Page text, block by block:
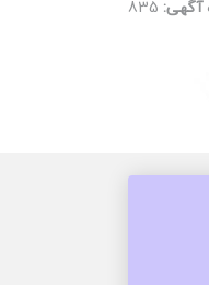
آگهی: 835